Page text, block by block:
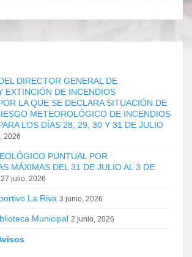
DIRECTOR GENERAL DE
EXTINCIÓN DE INCENDIOS
LA QUE SE DECLARA SITUACIÓN DE
METEOROLÓGICO DE INCENDIOS
LOS DÍAS 28, 29, 30 Y 31 DE JULIO
2026
PUNTUAL POR
MÁXIMAS DEL 31 DE JULIO AL 3 DE
27 julio, 2026
La Riva 3 junio, 2026
Municipal 2 junio, 2026